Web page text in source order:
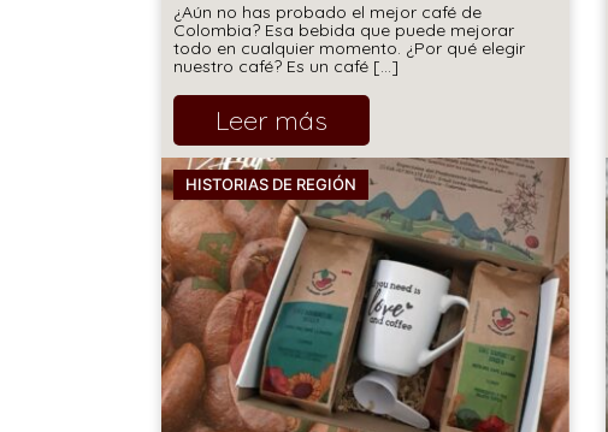
¿Aún no has probado el mejor café de
Colombia? Esa bebida que puede mejorar
todo en cualquier momento. ¿Por qué elegir
nuestro café? Es un café [...]
Leer más
HISTORIAS DE REGIÓN